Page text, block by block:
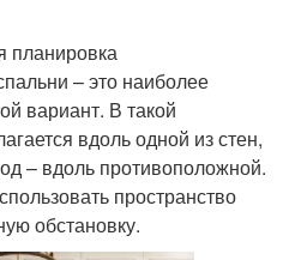
Чистота в спальне
Пребывания в спальне
планировка
– это наиболее
вариант. В такой
вдоль одной из стен,
– вдоль противоположной.
пространство
обстановку.